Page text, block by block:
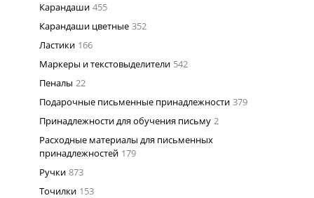
Карандаши 455
Карандаши цветные 352
Ластики 166
Маркеры и текстовыделители 542
Пеналы 22
Подарочные письменные принадлежности 379
Принадлежности для обучения письму 2
Расходные материалы для письменных
принадлежностей 179
Ручки 873
Точилки 153